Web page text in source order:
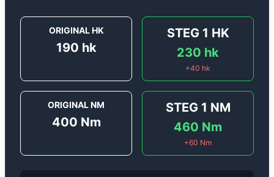
ORIGINAL HK
190 hk
STEG 1 HK
230 hk
+40 hk
ORIGINAL NM
400 Nm
STEG 1 NM
460 Nm
+60 Nm